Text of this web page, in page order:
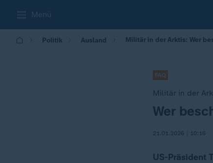
Menü
Politik Ausland Militär in der Arktis: Wer
FAQ
Militär in der
:
Wer
21.01.2026 | 10:16
US-Präsident